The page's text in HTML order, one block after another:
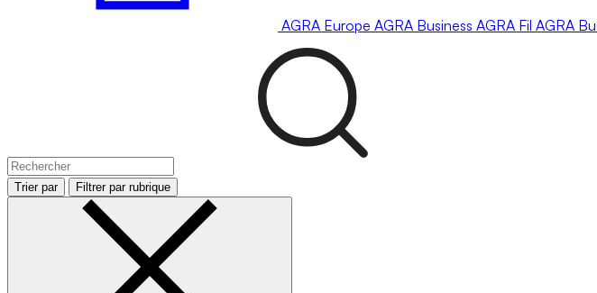
AGRA Europe AGRA Business AGRA Fil AGRA
Trier par Filtrer par rubrique